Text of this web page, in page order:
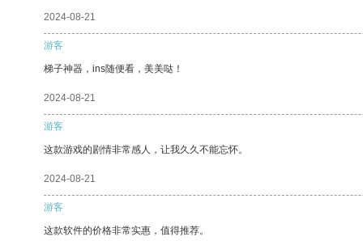
2024-08-21
游客
梯子神器，ins随便看，美美哒！
2024-08-21
游客
这款游戏的剧情非常感人，让我久久不能忘怀。
2024-08-21
游客
这款软件的价格非常实惠，值得推荐。